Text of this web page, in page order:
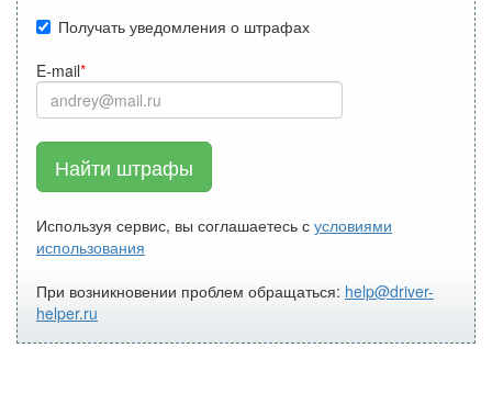
Получать уведомления о штрафах
E-mail
Найти штрафы
Используя сервис, вы соглашаетесь с условиями
использования
При возникновении проблем обращаться: help@driver-
helper.ru